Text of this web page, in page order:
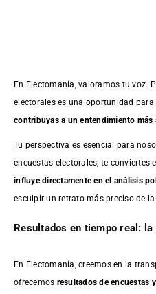
En Electomanía, valoramos tu voz.
electorales es una oportunidad
contribuyas a un entendimiento
Tu perspectiva es esencial para
encuestas electorales, te conviertes
influye directamente en el análisis
esculpir un retrato más preciso de
Resultados en tiempo real:
En Electomanía, creemos en la
ofrecemos resultados deencuestas